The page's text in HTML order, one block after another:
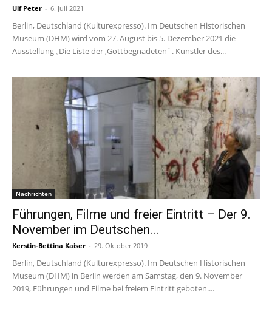
Ulf Peter - 6. Juli 2021
Berlin, Deutschland (Kulturexpresso). Im Deutschen Historischen
Museum (DHM) wird vom 27. August bis 5. Dezember 2021 die
Ausstellung „Die Liste der ,Gottbegnadeten`. Künstler des...
Nachrichten
Führungen, Filme und freier Eintritt – Der 9.
November im Deutschen...
Kerstin-Bettina Kaiser - 29. Oktober 2019
Berlin, Deutschland (Kulturexpresso). Im Deutschen Historischen
Museum (DHM) in Berlin werden am Samstag, den 9. November
2019, Führungen und Filme bei freiem Eintritt geboten....